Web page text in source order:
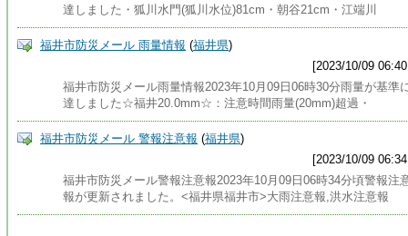
達しました・狐川水門(狐川水位)81cm・朝谷21cm・江端川
福井市防災メール 雨量情報 (福井県)
[2023/10/09
福井市防災メール雨量情報2023年10月09日06時30分雨量が基準
達しました☆福井20.0mm☆：注意時間雨量(20mm)超過・
福井市防災メール 警報注意報 (福井県)
[2023/10/09
福井市防災メール警報注意報2023年10月09日06時34分頃警報注
報が更新されました。<福井県福井市>大雨注意報,洪水注意報